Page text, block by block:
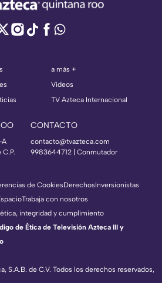
a más +
Videos
TV Azteca Internacional
A
C.P.
CONTACTO
contacto@tvazteca.com
9983644712 | Conmutador
S.A.B. de C.V. Todos los derechos reservados,
de CookiesDerechosInversionistas
Trabaja con nosotros
ética, integridad y cumplimiento
de Ética de Televisión Azteca III y